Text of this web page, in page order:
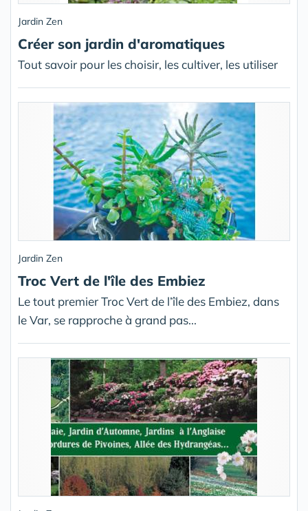
Jardin Zen
Créer son jardin d'aromatiques
Tout savoir pour les choisir, les cultiver, les utiliser
Jardin Zen
Troc Vert de l'île des Embiez
Le tout premier Troc Vert de l’île des Embiez, dans
le Var, se rapproche à grand pas...